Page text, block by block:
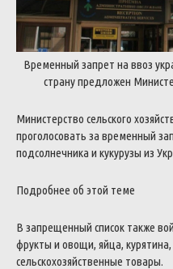
Временный запрет на ввоз
странупредложен
Министерство сельского
проголосовать за временный
подсолнечника и кукурузы из
Подробнее об этой теме
В запрещенный список также
фрукты и овощи, яйца, курятина,
сельскохозяйственные товары.